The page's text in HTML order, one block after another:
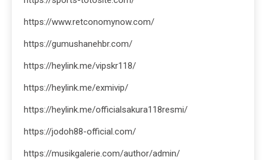
https://www.retconomynow.com/
https://gumushanehbr.com/
https://heylink.me/vipskr118/
https://heylink.me/exmivip/
https://heylink.me/officialsakura118resmi/
https://jodoh88-official.com/
https://musikgalerie.com/author/admin/